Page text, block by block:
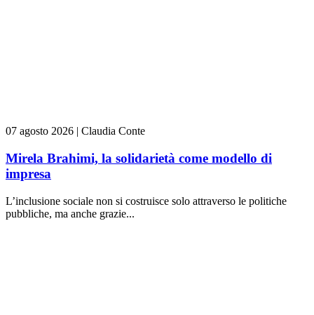
07 agosto 2026 | Claudia Conte
Mirela Brahimi, la solidarietà come modello di
impresa
L’inclusione sociale non si costruisce solo attraverso le politiche
pubbliche, ma anche grazie...